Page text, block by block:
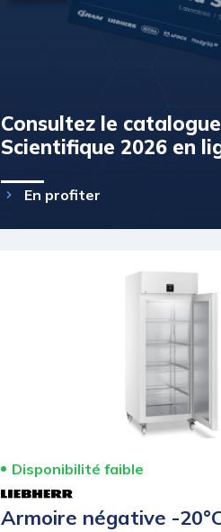
Consultez le
Scientifique 2026 en
En profiter
Disponibilité faible
Armoire négative -